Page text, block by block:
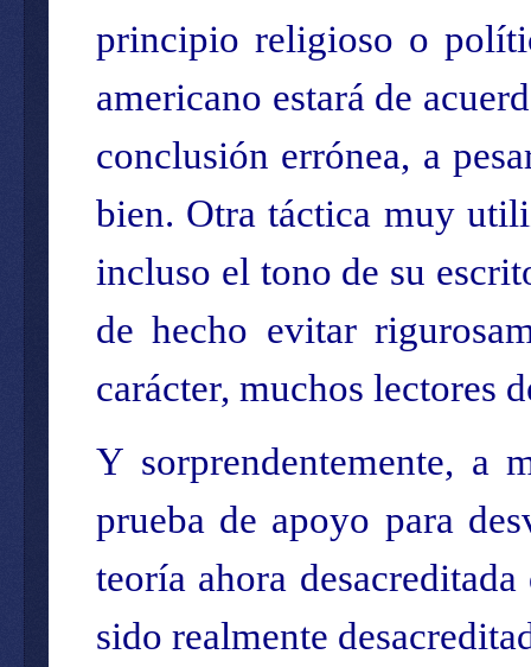
principio religioso o
americano estará de
conclusión errónea, a
bien. Otra táctica muy
incluso el tono de su
de hecho evitar
carácter, muchos lectores
Y sorprendentemente, a
prueba de apoyo para
teoría ahora
sido realmente